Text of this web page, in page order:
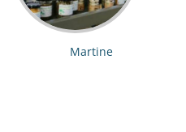
Martine